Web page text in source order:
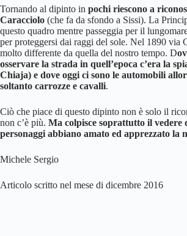
Tornando al dipinto in pochi riescono a
Caracciolo (che fa da sfondo a Sissi). La
questo quadro mentre passeggia per il
per proteggersi dai raggi del sole. Nel 1890 via
molto differente da quella del nostro tempo. D
osservare la strada in quell’epoca c’era la
Chiaja) e dove oggi ci sono le automobili
soltanto carrozze e cavalli.
Ciò che piace di questo dipinto non è solo il
non c’è più. Ma colpisce soprattutto il
personaggi abbiano amato ed apprezzato la
Michele Sergio
Articolo scritto nel mese di dicembre 2016